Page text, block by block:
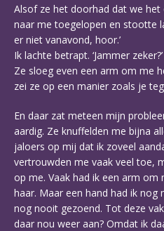
Alsof ze het doorhad dat we
naar me toegelopen en stootte
er niet vanavond, hoor.’
Ik lachte betrapt. ‘Jammer
Ze sloeg even een arm om me
zei ze op een manier zoals je
En daar zat meteen mijn
aardig. Ze knuffelden me bijna
jaloers op mij dat ik zoveel
vertrouwden me vaak veel toe,
op me. Vaak had ik een arm
haar. Maar een hand had ik nog
nog nooit gezoend. Tot deze
daar nou weer aan? Omdat ik